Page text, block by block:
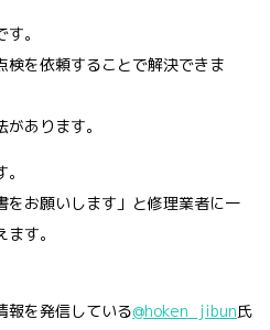
。
検を依頼することで解決できま
あります。
をお願いします」と修理業者に一
す。
報を発信している@hoken_jibun氏